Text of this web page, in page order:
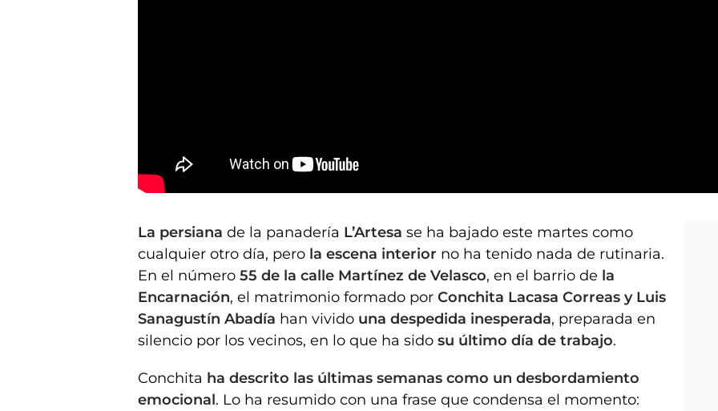
La persiana de la panadería L’Artesa se ha bajado este martes como
cualquier otro día, pero la escena interior no ha tenido nada de rutinaria.
En el número 55 de la calle Martínez de Velasco, en el barrio de la
Encarnación, el matrimonio formado por Conchita Lacasa Correas y Luis
Sanagustín Abadía han vivido una despedida inesperada, preparada en
silencio por los vecinos, en lo que ha sido su último día de trabajo.
Conchita ha descrito las últimas semanas como un desbordamiento
emocional. Lo ha resumido con una frase que condensa el momento: